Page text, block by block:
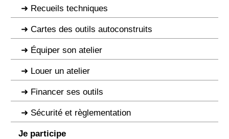
Recueils techniques
Cartes des outils autoconstruits
Équiper son atelier
Louer un atelier
Financer ses outils
Sécurité et règlementation
Je participe